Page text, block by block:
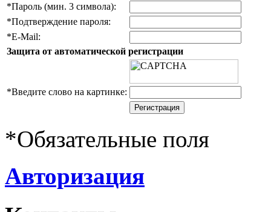
*Пароль (мин. 3 символа):
*Подтверждение пароля:
*E-Mail:
Защита от автоматической регистрации
*Введите слово на картинке:
*Обязательные поля
Авторизация